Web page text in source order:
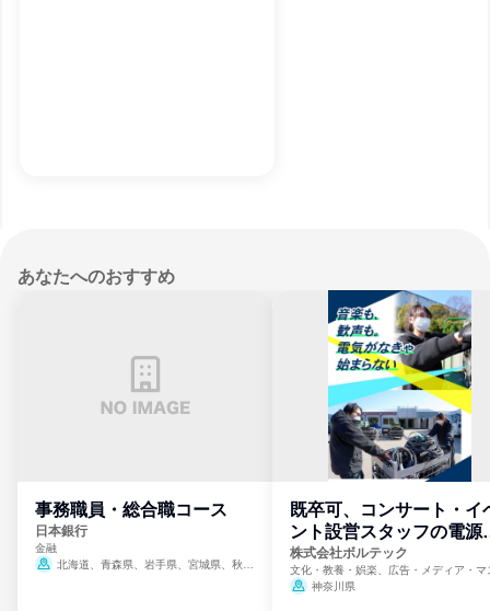
あなたへのおすすめ
事務職員・総合職コース
日本銀行
金融
北海道、青森県、岩手県、宮城県、秋田
既卒可、コンサート・イ
ント設営スタッフの電源
門
株式会社ボルテック
文化・教養・娯楽、広告・メディア・マ
ミ、電力・ガス・水道・エネルギー
神奈川県